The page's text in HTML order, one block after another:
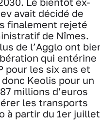
avait décidé de
finalement rejeté
de Nîmes.
de l’Agglo ont
qui entérine
pour les six ans et
donc Keolis pour un
millions d’euros
les transports
à partir du 1er juillet